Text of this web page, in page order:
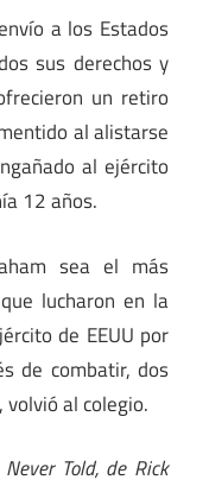
a los Estados
sus derechos y
un retiro
al alistarse
al ejército
12 años.
sea el más
lucharon en la
de EEUU por
de combatir, dos
al colegio.
Told, de Rick